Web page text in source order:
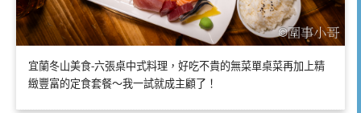
宜蘭冬山美食-六張桌中式料理，好吃不貴的無菜單桌菜再加上精
緻豐富的定食套餐～我一試就成主顧了！